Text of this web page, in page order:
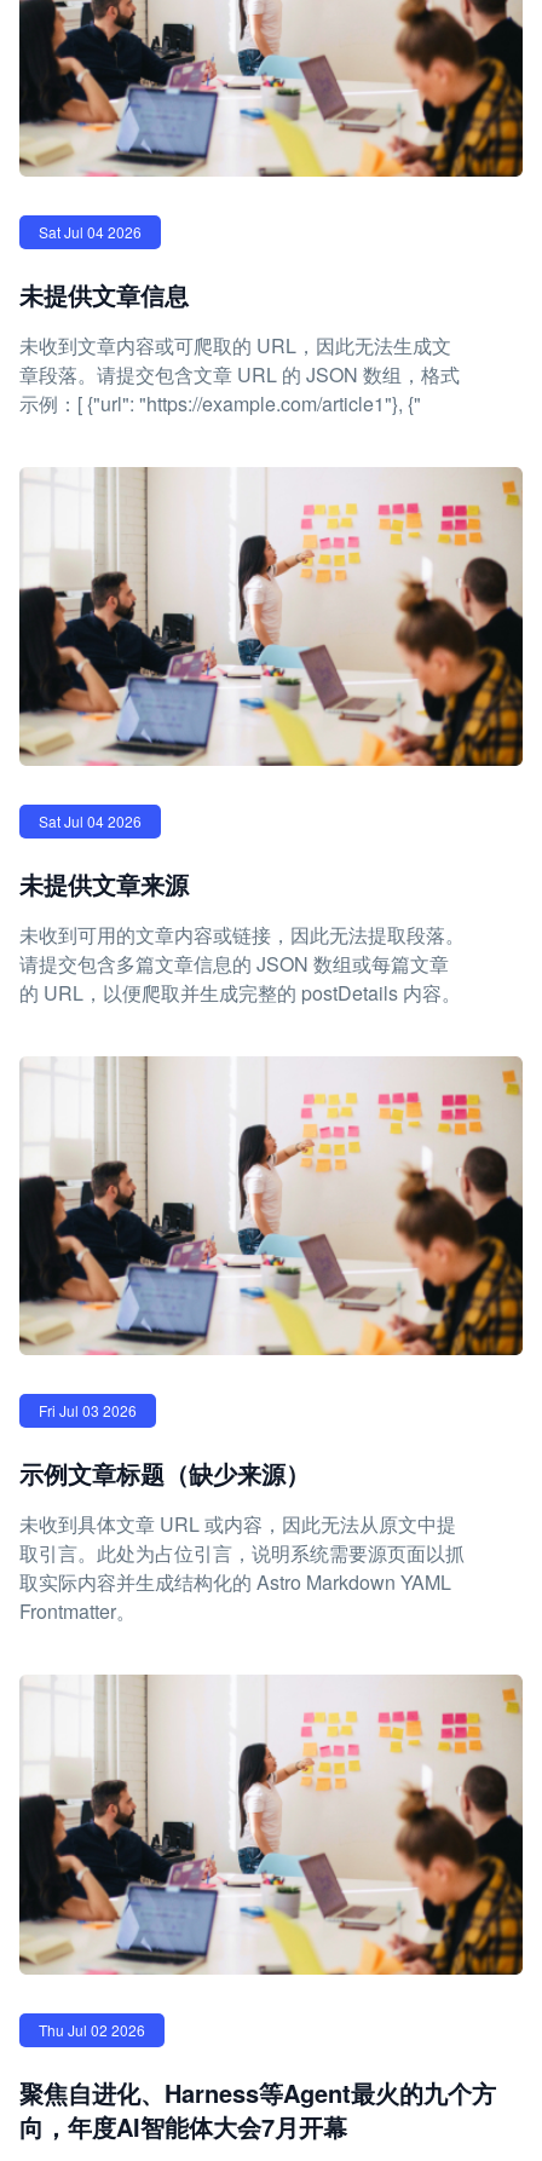
Sat Jul 04 2026
未提供文章信息
未收到文章内容或可爬取的 URL，因此无法生成文
章段落。请提交包含文章 URL 的 JSON 数组，格式
示例：[ {"url": "https://example.com/article1"}, {"
Sat Jul 04 2026
未提供文章来源
未收到可用的文章内容或链接，因此无法提取段落。
请提交包含多篇文章信息的 JSON 数组或每篇文章
的 URL，以便爬取并生成完整的 postDetails 内容。
Fri Jul 03 2026
示例文章标题（缺少来源）
未收到具体文章 URL 或内容，因此无法从原文中提
取引言。此处为占位引言，说明系统需要源页面以抓
取实际内容并生成结构化的 Astro Markdown YAML
Frontmatter。
Thu Jul 02 2026
聚焦自进化、Harness等Agent最火的九个方
向，年度AI智能体大会7月开幕